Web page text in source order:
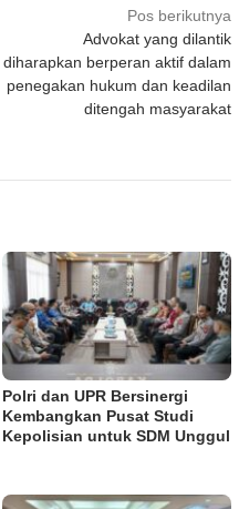
Pos berikutnya
Advokat yang dilantik
diharapkan berperan aktif dalam
penegakan hukum dan keadilan
ditengah masyarakat
Polri dan UPR Bersinergi
Kembangkan Pusat Studi
Kepolisian untuk SDM Unggul